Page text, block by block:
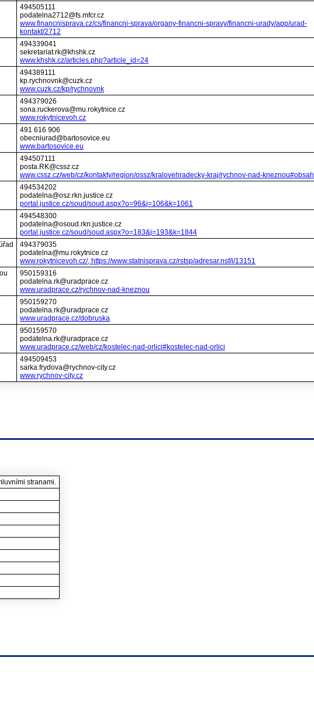
494505111
podatelna2712@fs.mfcr.cz
www.financnisprava.cz/cs/financni-sprava/organy-financni-spravy/financni-urady/app/urad-
kontakt/2712
494339041
sekretariat.rk@khshk.cz
www.khshk.cz/articles.php?article_id=24
494389111
kp.rychnovnk@cuzk.cz
www.cuzk.cz/kp/rychnovnk
494379026
sona.ruckerova@mu.rokytnice.cz
www.rokytnicevoh.cz
491 616 906
obecniurad@bartosovice.eu
www.bartosovice.eu
494507111
posta.RK@cssz.cz
www.cssz.cz/web/cz/kontakty/region/ossz/kralovehradecky-kraj/rychnov-nad-kneznou#obsah
494534202
podatelna@osz.rkn.justice.cz
portal.justice.cz/soud/soud.aspx?o=96&j=106&k=1061
494548300
podatelna@osoud.rkn.justice.cz
portal.justice.cz/soud/soud.aspx?o=183&j=193&k=1844
494379035
podatelna@mu.rokytnice.cz
www.rokytnicevoh.cz/, https://www.statnisprava.cz/rstsp/adresar.nsf/i/13151
950159316
podatelna.rk@uradprace.cz
www.uradprace.cz/rychnov-nad-kneznou
950159270
podatelna.rk@uradprace.cz
www.uradprace.cz/dobruska
950159570
podatelna.rk@uradprace.cz
www.uradprace.cz/web/cz/kostelec-nad-orlici#kostelec-nad-orlici
494509453
sarka.frydova@rychnov-city.cz
www.rychnov-city.cz
stranami.